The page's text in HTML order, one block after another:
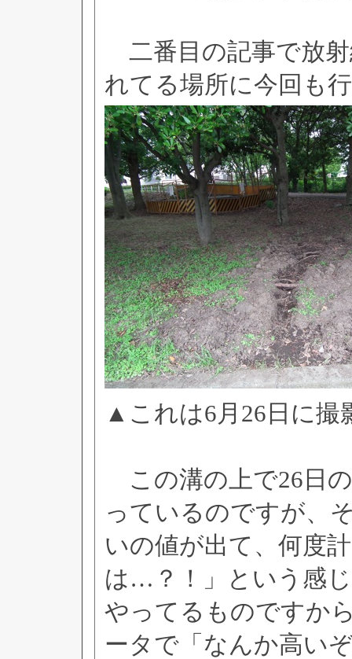
二番目の記事で放
れてる場所に今回も
▲これは6月26日に撮
この溝の上で26日
っているのですが、
いの値が出て、何度
は…？！」という感
やってるものですか
ータで「なんか高い